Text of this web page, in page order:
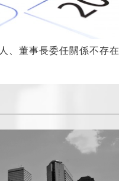
、董事長委任關係不存在